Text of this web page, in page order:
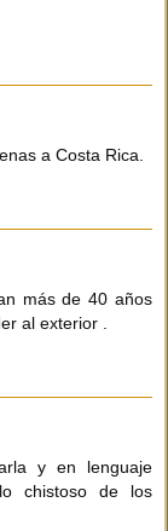
a Costa Rica.
más de 40 años
al exterior .
y en lenguaje
chistoso de los